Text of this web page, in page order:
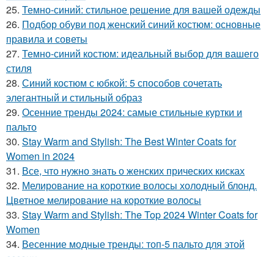
25. Темно-синий: стильное решение для вашей одежды
26. Подбор обуви под женский синий костюм: основные
правила и советы
27. Темно-синий костюм: идеальный выбор для вашего
стиля
28. Синий костюм с юбкой: 5 способов сочетать
элегантный и стильный образ
29. Осенние тренды 2024: самые стильные куртки и
пальто
30. Stay Warm and Stylish: The Best Winter Coats for
Women in 2024
31. Все, что нужно знать о женских прических кисках
32. Мелирование на короткие волосы холодный блонд.
Цветное мелирование на короткие волосы
33. Stay Warm and Stylish: The Top 2024 Winter Coats for
Women
34. Весенние модные тренды: топ-5 пальто для этой